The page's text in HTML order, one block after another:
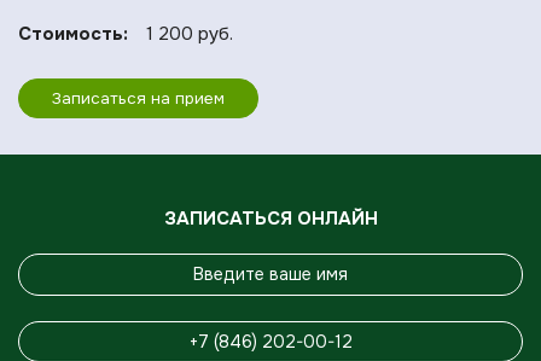
Стоимость: 1 200 руб.
Записаться на прием
ЗАПИСАТЬСЯ ОНЛАЙН